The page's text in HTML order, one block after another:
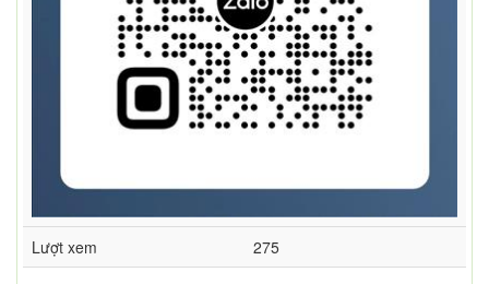
Lượt xem 275